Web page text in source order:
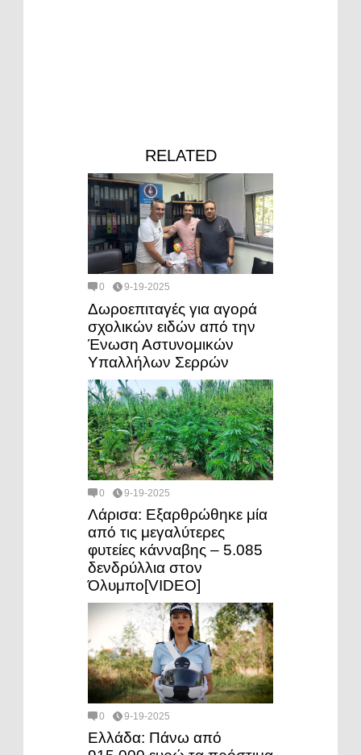
RELATED
0 9-19-2025
Δωροεπιταγές για αγορά
σχολικών ειδών από την
Ένωση Αστυνομικών
Υπαλλήλων Σερρών
0 9-19-2025
Λάρισα: Εξαρθρώθηκε μία
από τις μεγαλύτερες
φυτείες κάνναβης – 5.085
δενδρύλλια στον
Όλυμπο[VIDEO]
0 9-19-2025
Ελλάδα: Πάνω από